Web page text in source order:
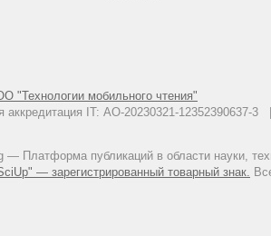
"Технологии мобильного чтения"
аккредитация IT: АО-20230321-
— Платформа публикаций в области науки,
— зарегистрированный товарный знак.